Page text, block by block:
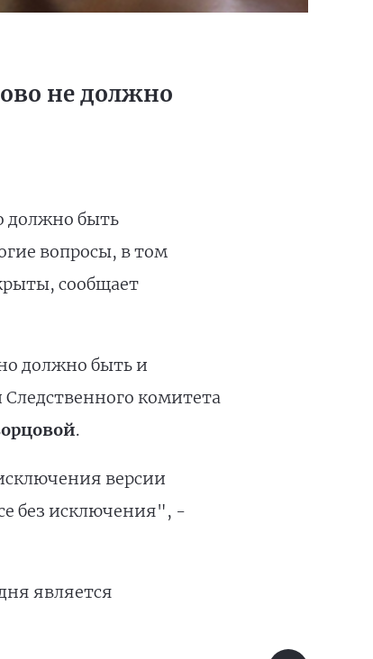
не должно
должно быть
вопросы, в том
сообщает
должно быть и
комитета
.
версии
без исключения", -
является